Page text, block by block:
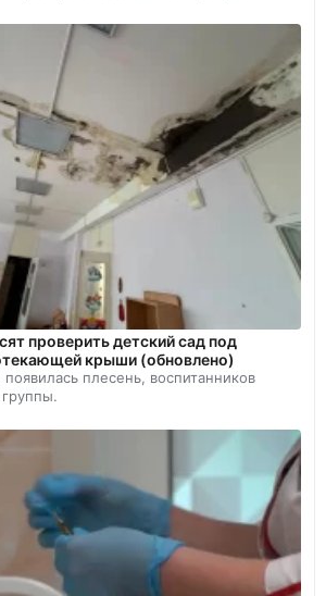
проверить детский сад под
крыши (обновлено)
плесень, воспитанников